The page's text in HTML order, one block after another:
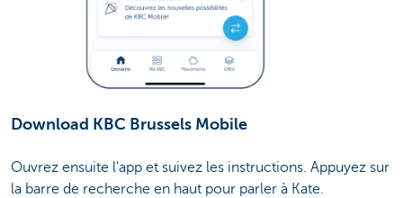
Download KBC Brussels Mobile
Ouvrez ensuite l'app et suivez les instructions. Appuyez sur
la barre de recherche en haut pour parler à Kate.